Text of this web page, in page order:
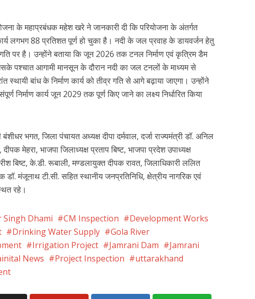
के महाप्रबंधक महेश खरे ने जानकारी दी कि परियोजना के अंतर्गत
लगभग 88 प्रतिशत पूर्ण हो चुका है। नदी के जल प्रवाह के डायवर्जन हेतु
पर है। उन्होंने बताया कि जून 2026 तक टनल निर्माण एवं कृत्रिम डैम
पश्चात आगामी मानसून के दौरान नदी का जल टनलों के माध्यम से
स्थायी बांध के निर्माण कार्य को तीव्र गति से आगे बढ़ाया जाएगा। उन्होंने
निर्माण कार्य जून 2029 तक पूर्ण किए जाने का लक्ष्य निर्धारित किया
भगत, जिला पंचायत अध्यक्ष दीपा दर्मवाल, दर्जा राज्यमंत्री डॉ. अनिल
मेहरा, भाजपा जिलाध्यक्ष प्रताप बिष्ट, भाजपा प्रदेश उपाध्यक्ष
बिष्ट, के.डी. रूबाली, मण्डलायुक्त दीपक रावत, जिलाधिकारी ललित
डॉ. मंजूनाथ टी.सी. सहित स्थानीय जनप्रतिनिधि, क्षेत्रीय नागरिक एवं
रहे।
Dhami CM Inspection
Development Works
Drinking Water Supply
Gola River
Irrigation Project Jamrani Dam
Jamrani
News Project Inspection
uttarakhand